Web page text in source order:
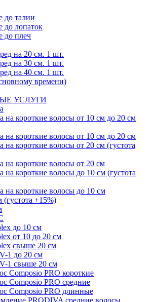
до талии
до лопаток
до плеч
на 20 см. 1 шт.
на 30 см. 1 шт.
на 40 см. 1 шт.
времени)
УСЛУГИ
на короткие волосы от 10 см до 20 см
на короткие волосы от 10 см до 20 см
на короткие волосы от 20 см (густота
на короткие волосы от 20 см
на короткие волосы до 10 см (густота
на короткие волосы до 10 см
+15%)
до 10 см
от 10 до 20 см
свыше 20 см
1 до 20 см
1 свыше 20 см
Composio PRO короткие
Composio PRO средние
Composio PRO длинные
PRODIVA средние волосы